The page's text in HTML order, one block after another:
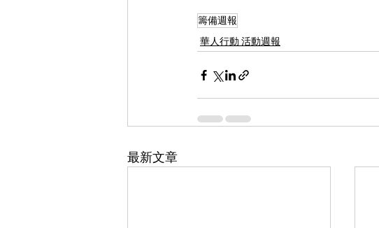
籌備週報
華人行動 活動週報
最新文章